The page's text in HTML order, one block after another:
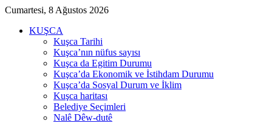
Cumartesi, 8 Ağustos 2026
KUŞCA
Kuşca Tarihi
Kuşca’nın nüfus sayısı
Kuşca da Egitim Durumu
Kuşca’da Ekonomik ve İstihdam Durumu
Kuşca’da Sosyal Durum ve İklim
Kuşca haritası
Belediye Seçimleri
Nalê Dêw-dutê